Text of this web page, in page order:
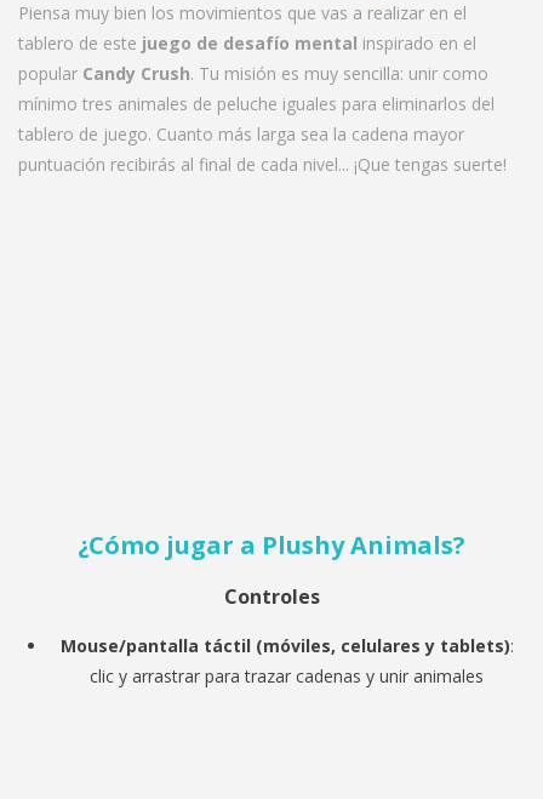
Piensa muy bien los movimientos que vas a realizar en el
tablero de este juego de desafío mental inspirado en el
popular Candy Crush. Tu misión es muy sencilla: unir como
mínimo tres animales de peluche iguales para eliminarlos del
tablero de juego. Cuanto más larga sea la cadena mayor
puntuación recibirás al final de cada nivel... ¡Que tengas suerte!
¿Cómo jugar a Plushy Animals?
Controles
Mouse/pantalla táctil (móviles, celulares y tablets):
clic y arrastrar para trazar cadenas y unir animales